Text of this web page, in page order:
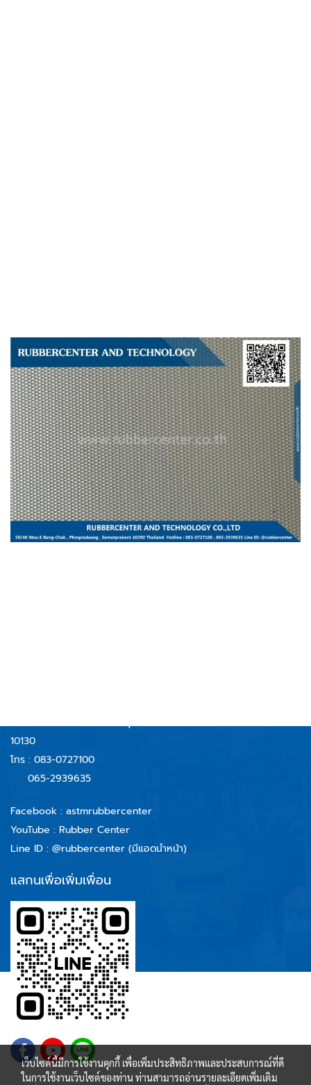
10130
โทร : 083-0727100
065-2939635
Facebook : astmrubbercenter
YouTube : Rubber Center
Line ID : @rubbercenter (มีแอดนำหน้า)
แสกนเพื่อเพิ่มเพื่อน
เว็บไซต์นี้มีการใช้งานคุกกี้ เพื่อเพิ่มประสิทธิภาพและประสบการณ์ที่ดี
ในการใช้งานเว็บไซต์ของท่าน ท่านสามารถอ่านรายละเอียดเพิ่มเติม